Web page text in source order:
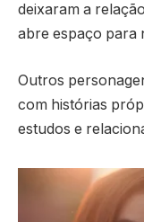
deixaram a
abre espaço para
Outros
com histórias
estudos e